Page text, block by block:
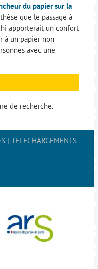
du papier sur la
que le passage à
apporterait un confort
à un papier non
avec une
de recherche.
| TELECHARGEMENTS